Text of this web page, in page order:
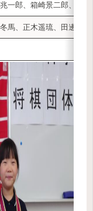
一郎、箱崎景二郎、箱
馬、正木遥琉、田邊稜馬